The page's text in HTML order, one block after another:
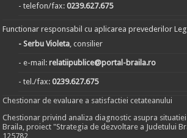
- telefon/fax:0239.627.675
Functionar responsabil cu aplicarea prevederilor
- Serbu Violeta, consilier
- e-mail:relatiipublice@portal-braila.ro
- tel./fax:0239.627.675
Chestionar de evaluare a satisfactiei cetateanului
Chestionar privind analiza diagnostic asupra
Braila, proiect "Strategia de dezvoltare a Judetului
125782